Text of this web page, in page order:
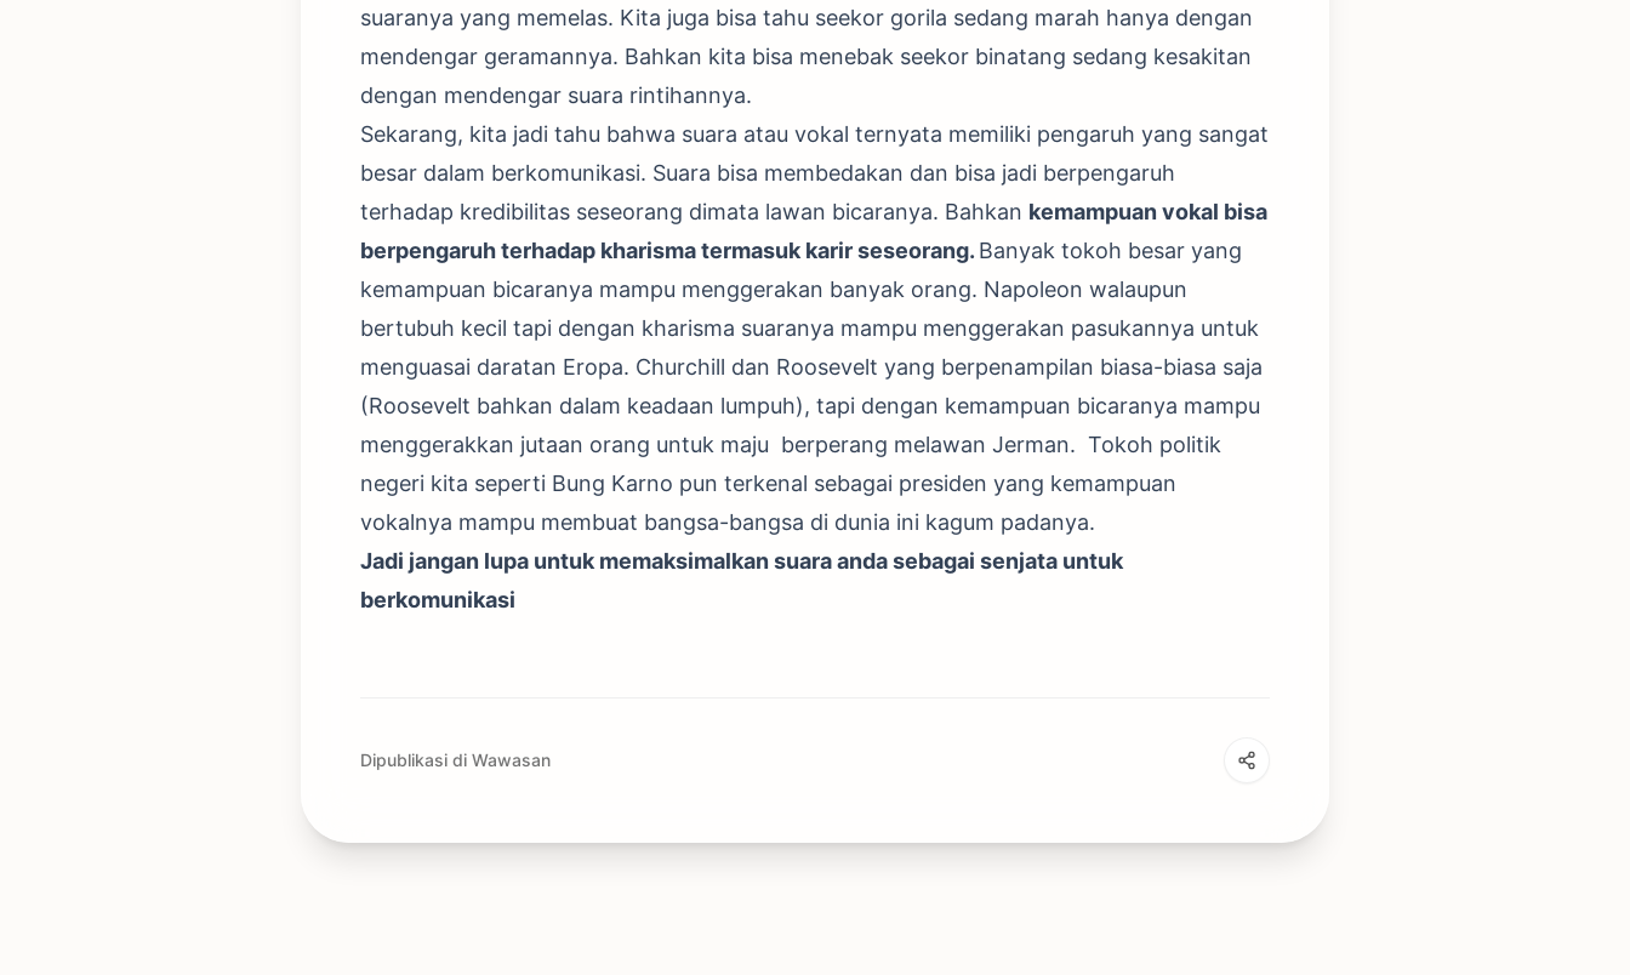
suaranya yang memelas. Kita juga bisa tahu seekor gorila sedang marah hanya dengan
mendengar geramannya. Bahkan kita bisa menebak seekor binatang sedang kesakitan
dengan mendengar suara rintihannya.
Sekarang, kita jadi tahu bahwa suara atau vokal ternyata memiliki pengaruh yang sangat
besar dalam berkomunikasi. Suara bisa membedakan dan bisa jadi berpengaruh
terhadap kredibilitas seseorang dimata lawan bicaranya. Bahkan kemampuan vokal bisa
berpengaruh terhadap kharisma termasuk karir seseorang. Banyak tokoh besar yang
kemampuan bicaranya mampu menggerakan banyak orang. Napoleon walaupun
bertubuh kecil tapi dengan kharisma suaranya mampu menggerakan pasukannya untuk
menguasai daratan Eropa. Churchill dan Roosevelt yang berpenampilan biasa-biasa saja
(Roosevelt bahkan dalam keadaan lumpuh), tapi dengan kemampuan bicaranya mampu
menggerakkan jutaan orang untuk maju berperang melawan Jerman. Tokoh politik
negeri kita seperti Bung Karno pun terkenal sebagai presiden yang kemampuan
vokalnya mampu membuat bangsa-bangsa di dunia ini kagum padanya.
Jadi jangan lupa untuk memaksimalkan suara anda sebagai senjata untuk
berkomunikasi
Dipublikasi di Wawasan